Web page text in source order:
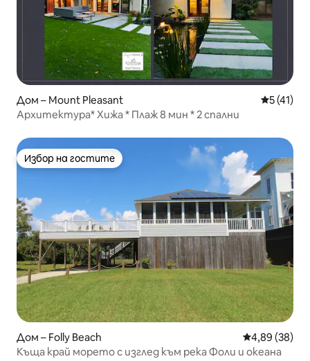
Дом – Mount Pleasant Средна
5 (41)
Архитектура* Хижа * Плаж 8 мин * 2 спални
Избор на гостите
Избор на гостите
Дом – Folly Beach Средна
4,89 (38)
Къща край морето с изглед към река Фоли и океана